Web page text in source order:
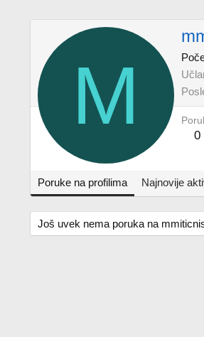
M 0
Poruke na profilima Najnovije
Još uvek nema poruka na